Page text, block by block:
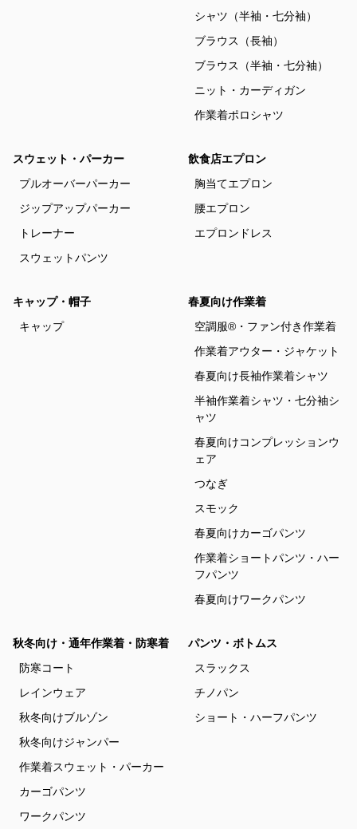
シャツ（半袖・七分袖）
ブラウス（長袖）
ブラウス（半袖・七分袖）
ニット・カーディガン
作業着ポロシャツ
スウェット・パーカー
プルオーバーパーカー
ジップアップパーカー
トレーナー
スウェットパンツ
飲食店エプロン
胸当てエプロン
腰エプロン
エプロンドレス
キャップ・帽子
キャップ
春夏向け作業着
空調服®・ファン付き作業着
作業着アウター・ジャケット
春夏向け長袖作業着シャツ
半袖作業着シャツ・七分袖シ
ャツ
春夏向けコンプレッションウ
ェア
つなぎ
スモック
春夏向けカーゴパンツ
作業着ショートパンツ・ハー
フパンツ
春夏向けワークパンツ
秋冬向け・通年作業着・防寒着
防寒コート
レインウェア
秋冬向けブルゾン
秋冬向けジャンパー
作業着スウェット・パーカー
カーゴパンツ
ワークパンツ
パンツ・ボトムス
スラックス
チノパン
ショート・ハーフパンツ